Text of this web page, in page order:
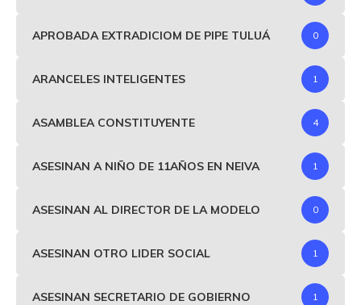
APROBADA EXTRADICIOM DE PIPE TULUÁ 0
ARANCELES INTELIGENTES 1
ASAMBLEA CONSTITUYENTE 4
ASESINAN A NIÑO DE 11AÑOS EN NEIVA 1
ASESINAN AL DIRECTOR DE LA MODELO 0
ASESINAN OTRO LIDER SOCIAL 1
ASESINAN SECRETARIO DE GOBIERNO 1